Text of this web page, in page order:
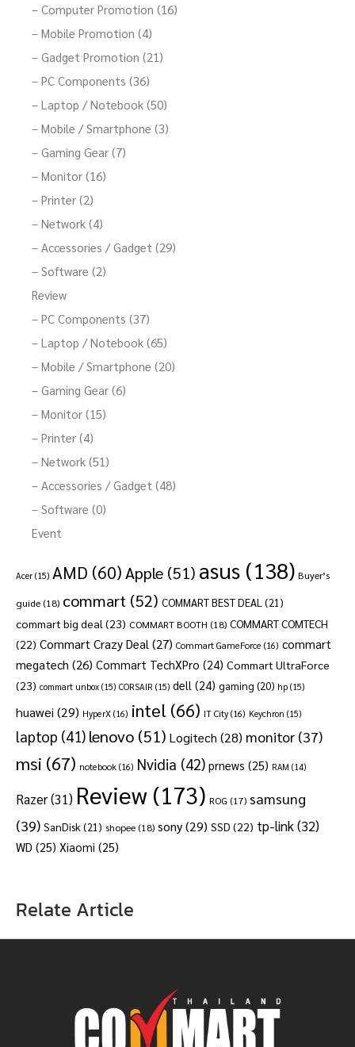
– Computer Promotion (16)
– Mobile Promotion (4)
– Gadget Promotion (21)
– PC Components (36)
– Laptop / Notebook (50)
– Mobile / Smartphone (3)
– Gaming Gear (7)
– Monitor (16)
– Printer (2)
– Network (4)
– Accessories / Gadget (29)
– Software (2)
Review
– PC Components (37)
– Laptop / Notebook (65)
– Mobile / Smartphone (20)
– Gaming Gear (6)
– Monitor (15)
– Printer (4)
– Network (51)
– Accessories / Gadget (48)
– Software (0)
Event
Acer (15) AMD (60)Apple (51) asus (138) Buyer’s
guide (18) commart (52) COMMART BEST DEAL (21)
commart big deal (23) COMMART BOOTH (18) COMMART COMTECH
(22) Commart Crazy Deal (27) Commart GameForce (16) commart
megatech (26) Commart TechXPro (24) Commart UltraForce
(23) commart unbox (15) CORSAIR (15) dell (24) gaming (20) hp (15)
huawei (29) HyperX (16) intel (66) IT City (16) Keychron (15)
laptop (41) lenovo (51) Logitech (28) monitor (37)
msi (67) notebook (16) Nvidia (42) prnews (25) RAM (14)
Razer(31) Review (173) ROG (17) samsung
(39) SanDisk (21) shopee (18) sony(29) SSD (22) tp-link(32)
WD (25) Xiaomi (25)
Relate Article